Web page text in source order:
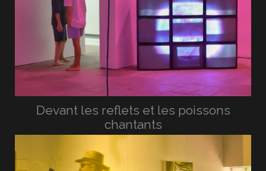
Devant les reflets et les poissons
chantants